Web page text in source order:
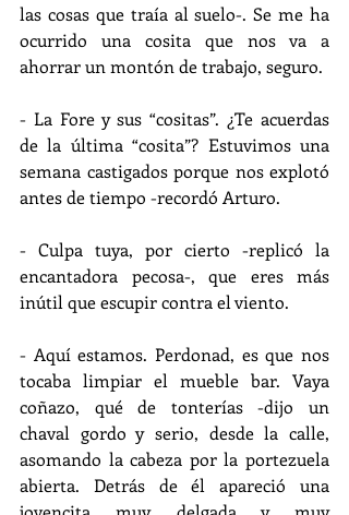
las cosas que traía al suelo-. Se me ha
ocurrido una cosita que nos va a
ahorrar un montón de trabajo, seguro.
- La Fore y sus “cositas”. ¿Te acuerdas
de la última “cosita”? Estuvimos una
semana castigados porque nos explotó
antes de tiempo -recordó Arturo.
- Culpa tuya, por cierto -replicó la
encantadora pecosa-, que eres más
inútil que escupir contra el viento.
- Aquí estamos. Perdonad, es que nos
tocaba limpiar el mueble bar. Vaya
coñazo, qué de tonterías -dijo un
chaval gordo y serio, desde la calle,
asomando la cabeza por la portezuela
abierta. Detrás de él apareció una